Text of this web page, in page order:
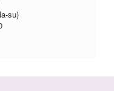
su)